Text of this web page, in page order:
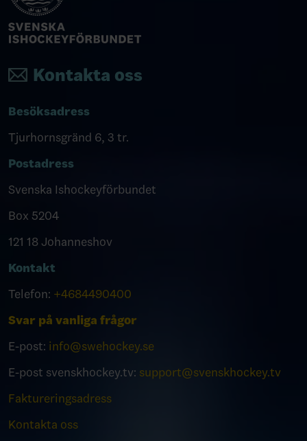
Kontakta oss
Besöksadress
Tjurhornsgränd 6, 3 tr.
Postadress
Svenska Ishockeyförbundet
Box 5204
121 18 Johanneshov
Kontakt
Telefon: +4684490400
Svar på vanliga frågor
E-post: info@swehockey.se
E-post svenskhockey.tv: support@svenskhockey.tv
Faktureringsadress
Kontakta oss